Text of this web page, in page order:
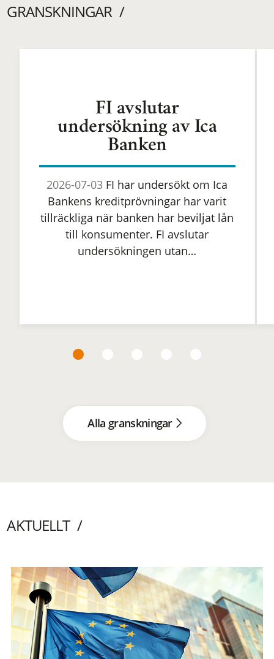
GRANSKNINGAR
FI avslutar
undersökning av Ica
Banken
2026-07-03 FI har undersökt om Ica
Bankens kreditprövningar har varit
tillräckliga när banken har beviljat lån
till konsumenter. FI avslutar
undersökningen utan…
Alla granskningar
AKTUELLT